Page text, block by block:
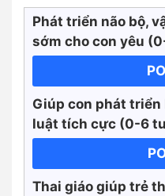
Phát triển não bộ,
sớm cho con yêu
Giúp con phát triển
luật tích cực (0-6
Thai giáo giúp trẻ